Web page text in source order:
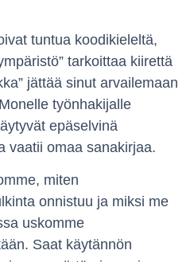
tuntua koodikieleltä,
tarkoittaa kiirettä
jättää sinut arvailemaan
työnhakijalle
epäselvinä
vaatii omaa sanakirjaa.
miten
onnistuu ja miksi me
uskomme
Saat käytännön